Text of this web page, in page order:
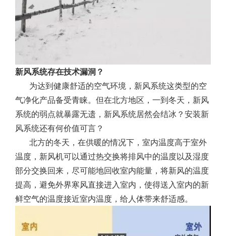
新风系统存在技术漏洞？
为达到健康舒适的空气环境，新风系统这类型的空
气净化产品备受青睐。但在北方地区，一到冬天，新风
系统的弱点就暴露无遗，新风系统居然会结冰？安装新
风系统还有何价值可言？
北方的冬天，在供暖的情况下，室内温度高于室外
温度，新风机可以通过热交换将排风中的温度以及湿度
部分交换回来，尽可能地回收室内能量，将新风的温度
提高，避免外界寒风直接进入室内，使得送入室内的新
鲜空气的温度接近室内温度，给人体带来舒适感。